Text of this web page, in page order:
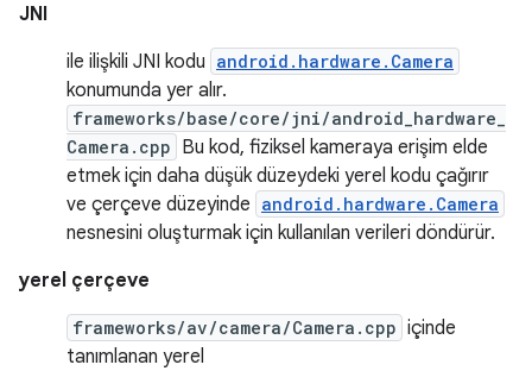
JNI
ile ilişkili JNI kodu android.hardware.Camera
konumunda yer alır.
frameworks/base/core/jni/android_hardware_
Camera.cpp Bu kod, fiziksel kameraya erişim elde
etmek için daha düşük düzeydeki yerel kodu çağırır
ve çerçeve düzeyinde android.hardware.Camera
nesnesini oluşturmak için kullanılan verileri döndürür.
yerel çerçeve
frameworks/av/camera/Camera.cpp içinde
tanımlanan yerel